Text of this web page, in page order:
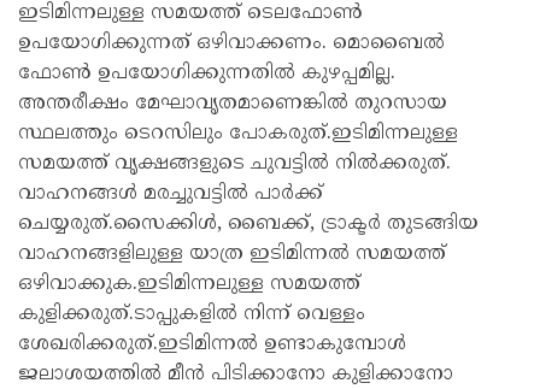
ഇടിമിന്നലുള്ള സമയത്ത് ടെലഫോൺ
ഉപയോഗിക്കുന്നത് ഒഴിവാക്കണം. മൊബൈൽ
ഫോൺ ഉപയോഗിക്കുന്നതിൽ കുഴപ്പമില്ല.
അന്തരീക്ഷം മേഘാവൃതമാണെങ്കിൽ തുറസായ
സ്ഥലത്തും ടെറസിലും പോകരുത്.ഇടിമിന്നലുള്ള
സമയത്ത് വൃക്ഷങ്ങളുടെ ചുവട്ടിൽ നിൽക്കരുത്.
വാഹനങ്ങൾ മരച്ചുവട്ടിൽ പാർക്ക്
ചെയ്യരുത്.സൈക്കിൾ, ബൈക്ക്, ട്രാക്ടർ തുടങ്ങിയ
വാഹനങ്ങളിലുള്ള യാത്ര ഇടിമിന്നൽ സമയത്ത്
ഒഴിവാക്കുക.ഇടിമിന്നലുള്ള സമയത്ത്
കുളിക്കരുത്.ടാപ്പുകളിൽ നിന്ന് വെള്ളം
ശേഖരിക്കരുത്.ഇടിമിന്നൽ ഉണ്ടാകുമ്പോൾ
ജലാശയത്തിൽ മീൻ പിടിക്കാനോ കുളിക്കാനോ